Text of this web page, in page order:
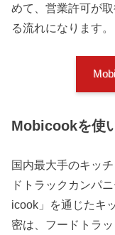
めて、営業許可が
る流れになります。
Mobicookを使
国内最大手のキッ
ドトラックカンパ
icook」を通じたキ
密は、フードトラ